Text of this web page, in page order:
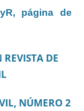
página de
DE
NÚMERO 2